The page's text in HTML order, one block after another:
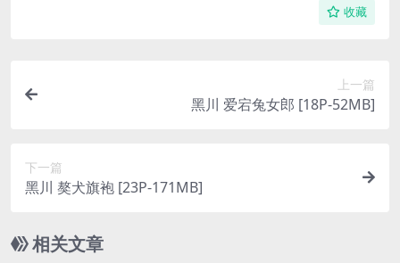
收藏
上一篇
黑川 爱宕兔女郎 [18P-52MB]
下一篇
黑川 獒犬旗袍 [23P-171MB]
相关文章